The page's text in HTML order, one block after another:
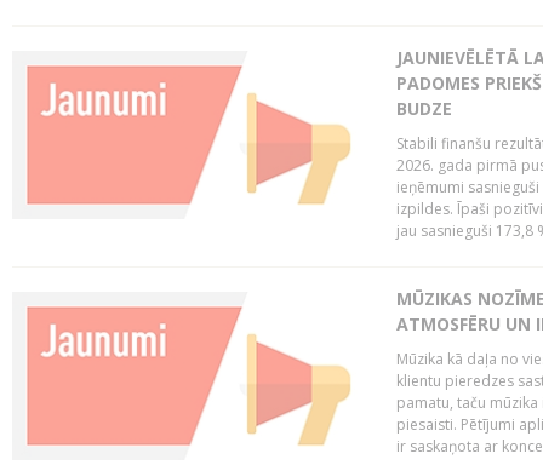
JAUNIEVĒLĒTĀ
PADOMES
BUDZE
Stabili finanšu
2026. gada pirmā
ieņēmumi
izpildes. Īpaši
jau sasnieguši 173,8
MŪZIKAS
ATMOSFĒRU UN
Mūzika kā daļa no
klientu pieredzes
pamatu, taču
piesaisti. Pētījumi
ir saskaņota ar